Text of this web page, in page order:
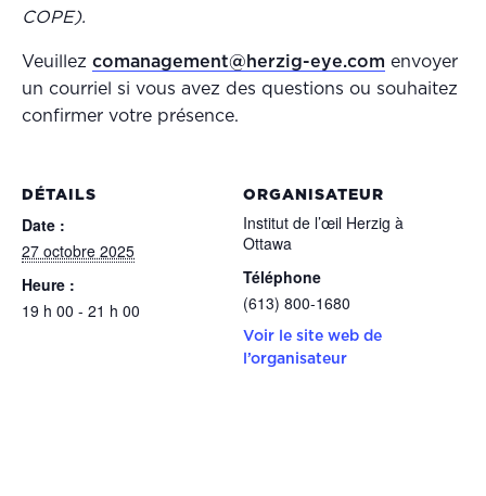
COPE).
Veuillez comanagement@herzig-eye.com envoyer
un courriel si vous avez des questions ou souhaitez
confirmer votre présence.
DÉTAILS
Date :
27 octobre 2025
Heure :
19 h 00 - 21 h 00
ORGANISATEUR
Institut de l’œil Herzig à
Ottawa
Téléphone
(613) 800-1680
Voir le site web de
l’organisateur